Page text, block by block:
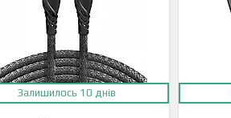
Залишилось 10 днів